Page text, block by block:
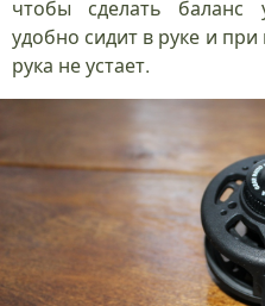
чтобы сделать баланс
удобно сидит в руке и
рука не устает.